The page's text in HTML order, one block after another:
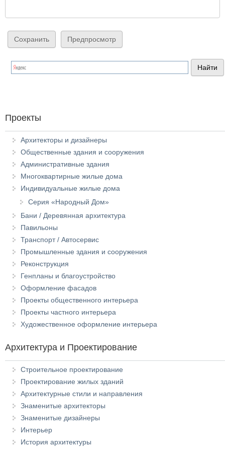
Проекты
Архитекторы и дизайнеры
Общественные здания и сооружения
Административные здания
Многоквартирные жилые дома
Индивидуальные жилые дома
Серия «Народный Дом»
Бани / Деревянная архитектура
Павильоны
Транспорт / Автосервис
Промышленные здания и сооружения
Реконструкция
Генпланы и благоустройство
Оформление фасадов
Проекты общественного интерьера
Проекты частного интерьера
Художественное оформление интерьера
Архитектура и Проектирование
Строительное проектирование
Проектирование жилых зданий
Архитектурные стили и направления
Знаменитые архитекторы
Знаменитые дизайнеры
Интерьер
История архитектуры